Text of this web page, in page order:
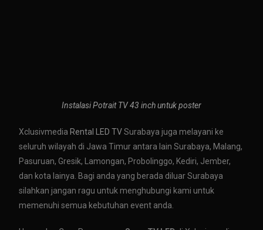
Instalasi Potrait TV 43 inch untuk poster
Xclusivmedia Rental LED TVSurabaya juga melayani ke
seluruh wilayah di Jawa Timur antara lain Surabaya, Malang,
Pasuruan, Gresik, Lamongan, Probolinggo, Kediri, Jember,
dan kota lainya. Bagi anda yang berada diluar Surabaya
silahkan jangan ragu untuk menghubungi kami untuk
memenuhi semua kebutuhan event anda.